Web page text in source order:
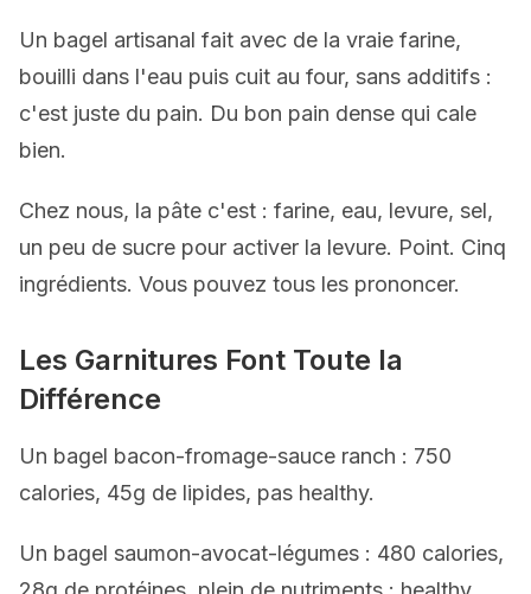
Un bagel artisanal fait avec de la vraie farine,
bouilli dans l'eau puis cuit au four, sans additifs :
c'est juste du pain. Du bon pain dense qui cale
bien.
Chez nous, la pâte c'est : farine, eau, levure, sel,
un peu de sucre pour activer la levure. Point. Cinq
ingrédients. Vous pouvez tous les prononcer.
Les Garnitures Font Toute la
Différence
Un bagel bacon-fromage-sauce ranch : 750
calories, 45g de lipides, pas healthy.
Un bagel saumon-avocat-légumes : 480 calories,